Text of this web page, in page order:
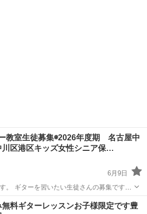
教室生徒募集◉2026年度期 名古屋中
川区港区キッズ女性シニア保…
6月9日
。 ギターを習いたい生徒さんの募集です。
す。お早めに) 『理念』 ◉ギター
に… ◉音楽を通じ豊かな人生へ自ら切り拓
本駅 ギター
無料ギターレッスンお子様限定です豊